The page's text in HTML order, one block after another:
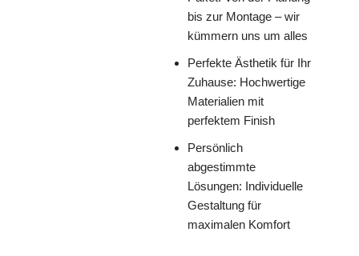
bis zur Montage – wir
kümmern uns um alles
Perfekte Ästhetik für Ihr
Zuhause: Hochwertige
Materialien mit
perfektem Finish
Persönlich
abgestimmte
Lösungen: Individuelle
Gestaltung für
maximalen Komfort